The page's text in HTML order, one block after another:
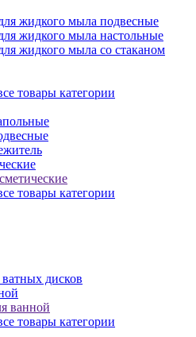
жидкого мыла подвесные
жидкого мыла настольные
жидкого мыла со стаканом
товары категории
товары категории
дисков
ванной
товары категории